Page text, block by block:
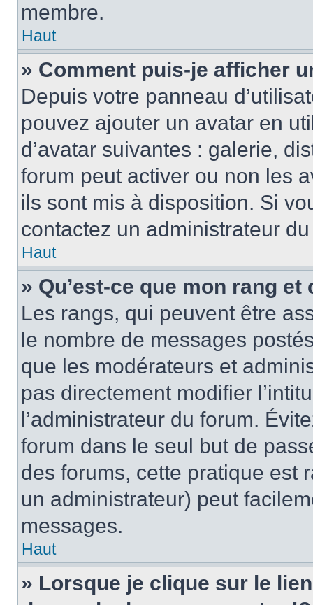
membre.
Haut
» Comment puis-je afficher
Depuis votre panneau
pouvez ajouter un avatar en
d’avatar suivantes : galerie,
forum peut activer ou non les
ils sont mis à disposition. Si
contactez un administrateur
Haut
» Qu’est-ce que mon rang
Les rangs, qui peuvent être
le nombre de messages
que les modérateurs et
pas directement modifier
l’administrateur du forum.
forum dans le seul but de
des forums, cette pratique est
un administrateur) peut
messages.
Haut
» Lorsque je clique sur le